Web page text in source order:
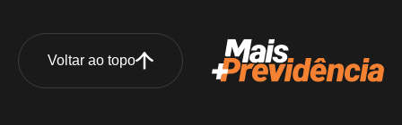
Voltar ao topo